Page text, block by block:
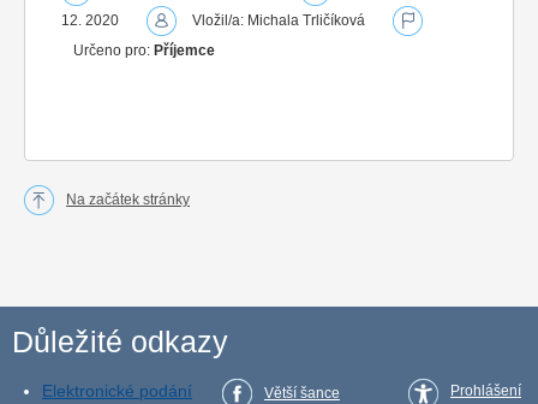
12. 2020
Vložil/a: Michala Trličíková
Určeno pro: Příjemce
Na začátek stránky
Důležité odkazy
Elektronické podání Větší šance Prohlášení